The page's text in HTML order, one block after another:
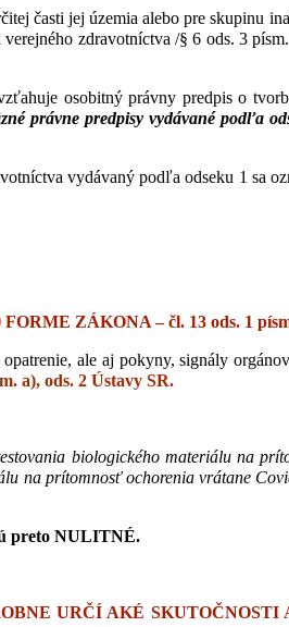
časti jej územia alebo pre skupinu
zdravotníctva /§ 6 ods. 3
osobitný právny predpis o
právne predpisy vydávané podľa
vydávaný podľa odseku 1 sa
ZÁKONA – čl. 13 ods. 1 písm.
ale aj pokyny, signály
a), ods. 2 Ústavy SR.
biologického materiálu na
na prítomnosť ochorenia vrátane
preto NULITNÉ.
URČÍ AKÉ SKUTOČNOSTI